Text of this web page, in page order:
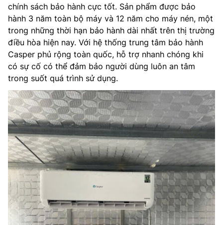
chính sách bảo hành cực tốt. Sản phẩm được bảo
hành 3 năm toàn bộ máy và 12 năm cho máy nén, một
trong những thời hạn bảo hành dài nhất trên thị trường
điều hòa hiện nay. Với hệ thống trung tâm bảo hành
Casper phủ rộng toàn quốc, hỗ trợ nhanh chóng khi
có sự cố có thể đảm bảo người dùng luôn an tâm
trong suốt quá trình sử dụng.